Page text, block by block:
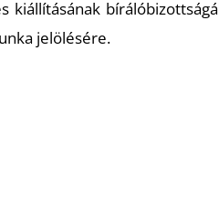
kiállításának
jelölésére.